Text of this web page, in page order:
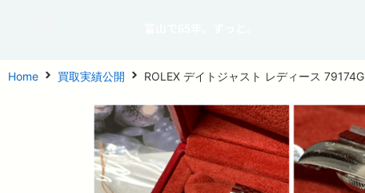
Home 買取実績公開 ROLEX デイトジャスト レディース 79174G